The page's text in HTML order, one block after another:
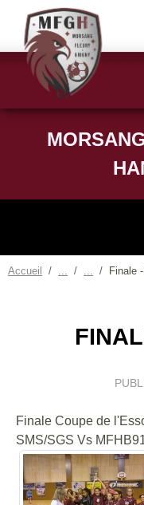
Accueil Finale
Finale Coupe de
SMS/SGS Vs
Panneau de gestion des